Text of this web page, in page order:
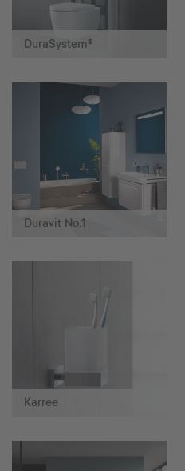
DuraSystem®
Duravit No.1
Karree